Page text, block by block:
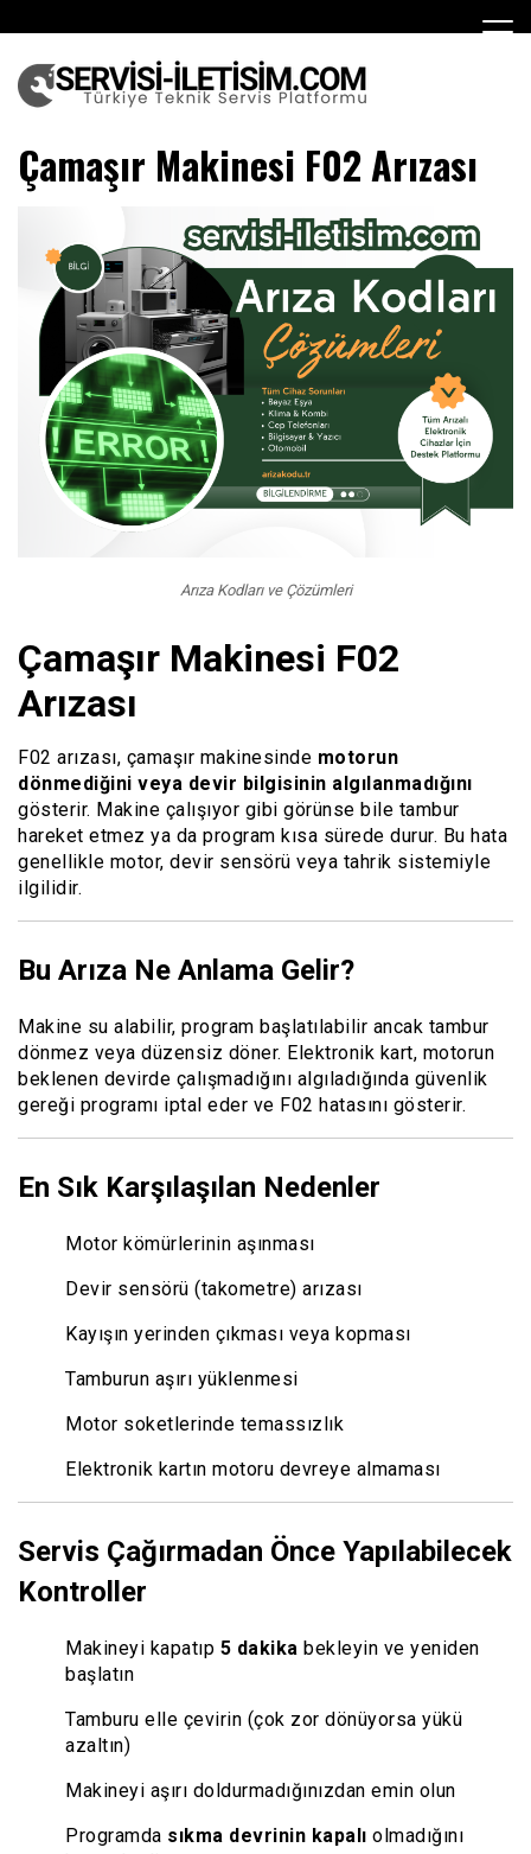
to
content
Teknik Servis
Çamaşır Makinesi F02 Arızası
Arıza Kodları ve Çözümleri
Çamaşır Makinesi F02
Arızası
F02 arızası, çamaşır makinesinde motorun
dönmediğini veya devir bilgisinin algılanmadığını
gösterir. Makine çalışıyor gibi görünse bile tambur
hareket etmez ya da program kısa sürede durur. Bu hata
genellikle motor, devir sensörü veya tahrik sistemiyle
ilgilidir.
Bu Arıza Ne Anlama Gelir?
Makine su alabilir, program başlatılabilir ancak tambur
dönmez veya düzensiz döner. Elektronik kart, motorun
beklenen devirde çalışmadığını algıladığında güvenlik
gereği programı iptal eder ve F02 hatasını gösterir.
En Sık Karşılaşılan Nedenler
Motor kömürlerinin aşınması
Devir sensörü (takometre) arızası
Kayışın yerinden çıkması veya kopması
Tamburun aşırı yüklenmesi
Motor soketlerinde temassızlık
Elektronik kartın motoru devreye almaması
Servis Çağırmadan Önce Yapılabilecek
Kontroller
Makineyi kapatıp 5 dakika bekleyin ve yeniden
başlatın
Tamburu elle çevirin (çok zor dönüyorsa yükü
azaltın)
Makineyi aşırı doldurmadığınızdan emin olun
Programda sıkma devrinin kapalı olmadığını